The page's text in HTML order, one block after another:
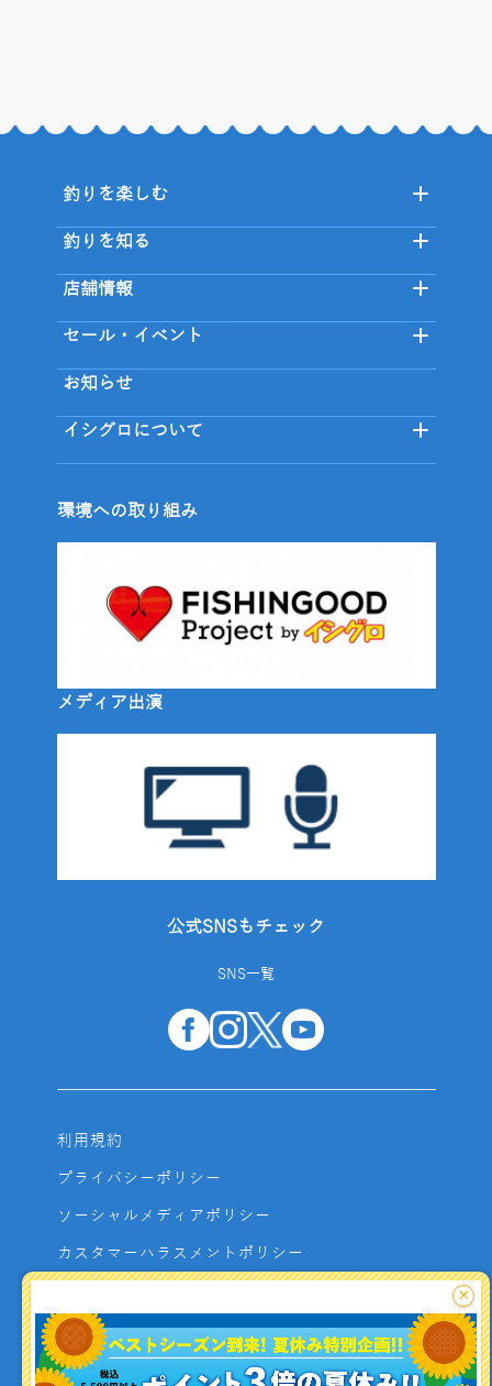
釣りを楽しむ
釣りを知る
店舗情報
セール・イベント
お知らせ
イシグロについて
環境への取り組み
メディア出演
公式SNSもチェック
SNS一覧
利用規約
プライバシーポリシー
ソーシャルメディアポリシー
カスタマーハラスメントポリシー
よくあるご質問
お問い合わせ
×